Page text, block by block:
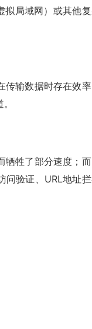
拟局域网）或其他
传输数据时存在效
牺牲了部分速度；
问验证、URL地址